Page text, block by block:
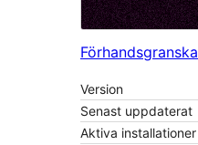
Förhandsgranska
Version
Senast uppdaterat
Aktiva installationer